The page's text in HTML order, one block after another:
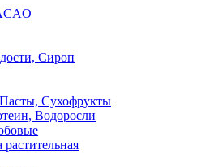
Сироп
Сухофрукты
Водоросли